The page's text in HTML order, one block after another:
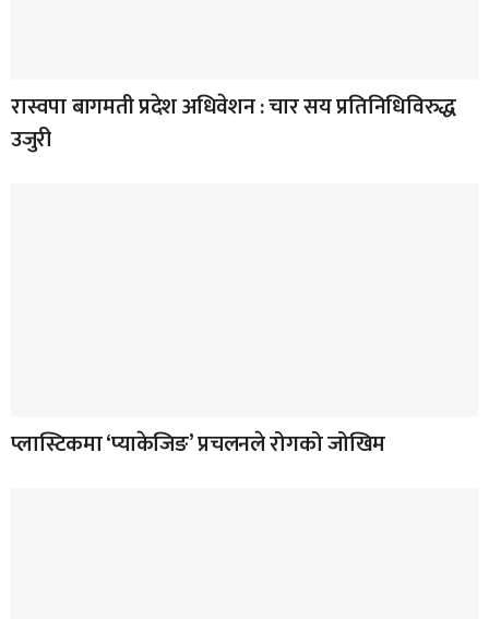
रास्वपा बागमती प्रदेश अधिवेशन : चार सय प्रतिनिधिविरुद्ध
उजुरी
प्लास्टिकमा ‘प्याकेजिङ’ प्रचलनले रोगको जोखिम